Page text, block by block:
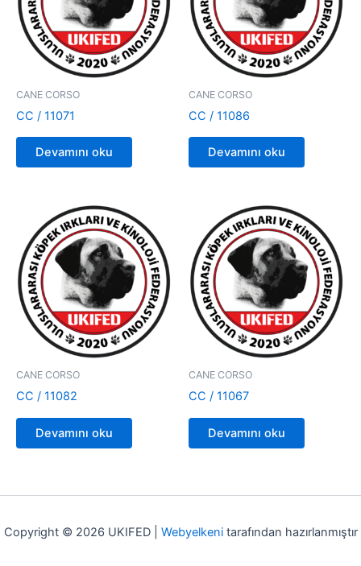
CANE CORSO
CC / 11071
Devamını oku
CANE CORSO
CC / 11086
Devamını oku
CANE CORSO
CC / 11082
Devamını oku
CANE CORSO
CC / 11067
Devamını oku
Copyright © 2026 UKIFED | Webyelkenitarafından hazırlanmıştır